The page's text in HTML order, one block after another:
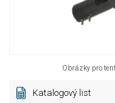
Obrázky pro
Katalogový list